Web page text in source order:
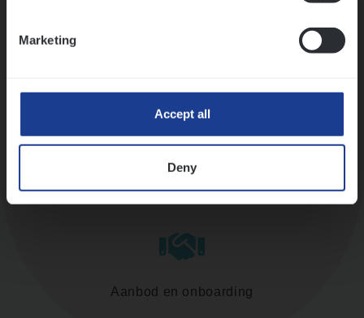
Marketing
Accept all
Deny
Diepte-interview met leidinggevende
Aanbod en onboarding